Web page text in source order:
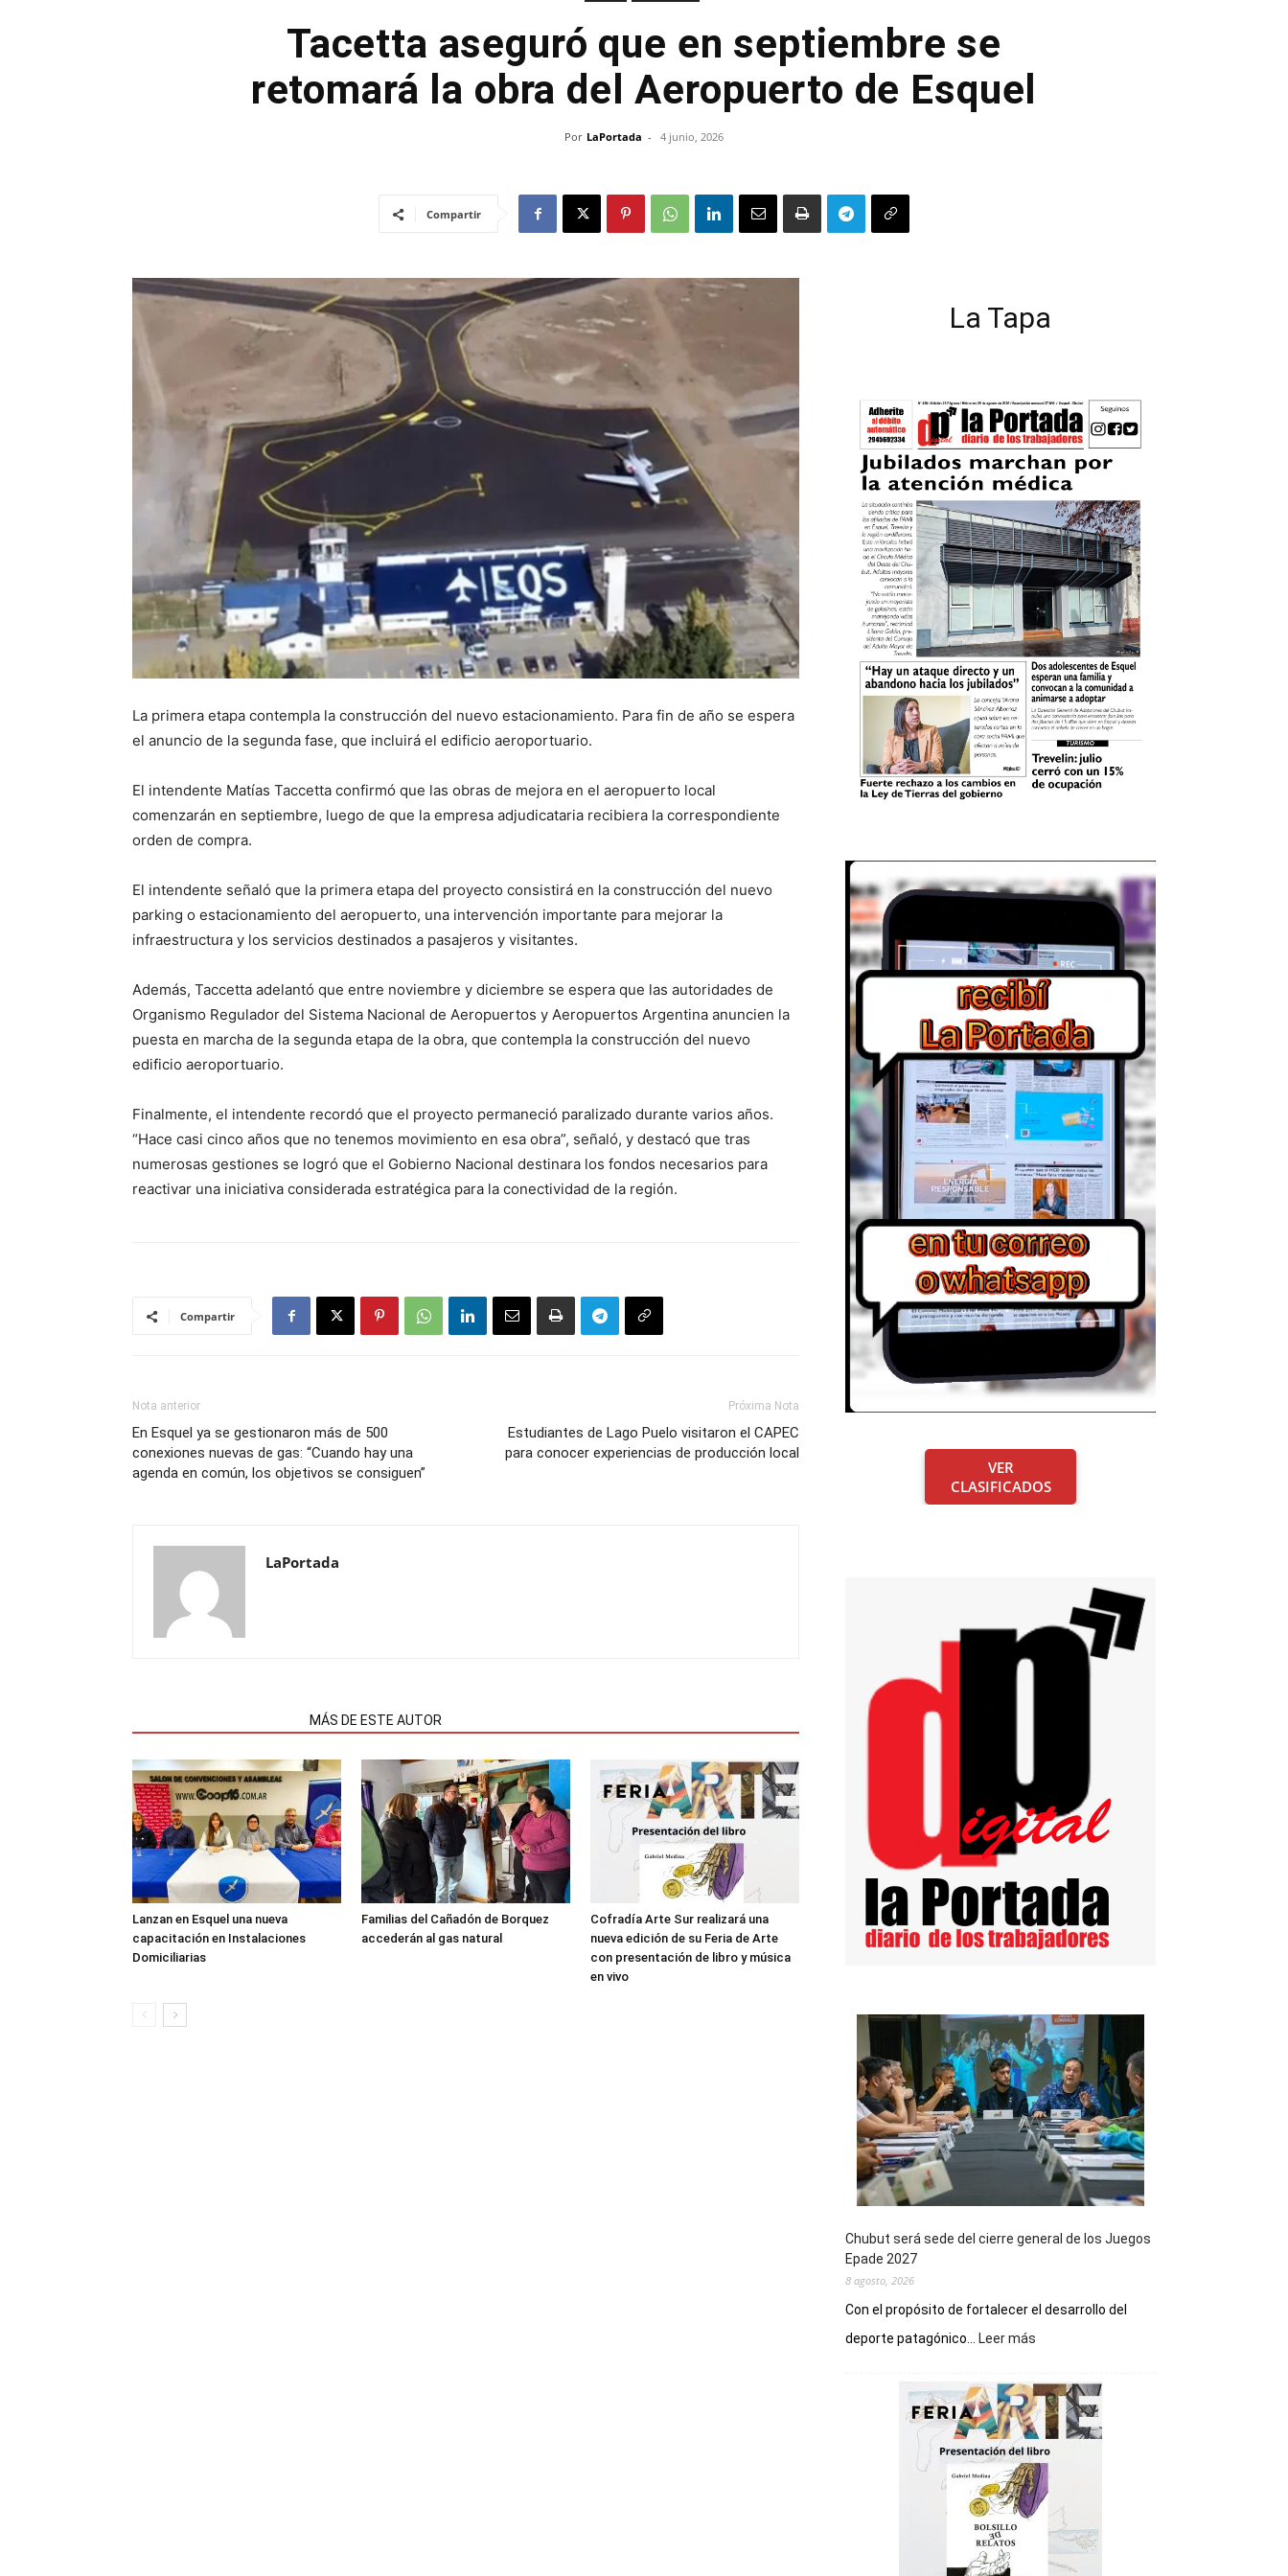
Tacetta aseguró que en septiembre se
retomará la obra del Aeropuerto de Esquel
Por LaPortada - 4 junio, 2026
Compartir
La primera etapa contempla la construcción del nuevo estacionamiento. Para fin de año se espera
el anuncio de la segunda fase, que incluirá el edificio aeroportuario.
El intendente Matías Taccetta confirmó que las obras de mejora en el aeropuerto local
comenzarán en septiembre, luego de que la empresa adjudicataria recibiera la correspondiente
orden de compra.
El intendente señaló que la primera etapa del proyecto consistirá en la construcción del nuevo
parking o estacionamiento del aeropuerto, una intervención importante para mejorar la
infraestructura y los servicios destinados a pasajeros y visitantes.
Además, Taccetta adelantó que entre noviembre y diciembre se espera que las autoridades de
Organismo Regulador del Sistema Nacional de Aeropuertos y Aeropuertos Argentina anuncien la
puesta en marcha de la segunda etapa de la obra, que contempla la construcción del nuevo
edificio aeroportuario.
Finalmente, el intendente recordó que el proyecto permaneció paralizado durante varios años.
“Hace casi cinco años que no tenemos movimiento en esa obra”, señaló, y destacó que tras
numerosas gestiones se logró que el Gobierno Nacional destinara los fondos necesarios para
reactivar una iniciativa considerada estratégica para la conectividad de la región.
Compartir
Nota anterior
En Esquel ya se gestionaron más de 500
conexiones nuevas de gas: “Cuando hay una
agenda en común, los objetivos se consiguen”
Próxima Nota
Estudiantes de Lago Puelo visitaron el CAPEC
para conocer experiencias de producción local
LaPortada
MÁS DE ESTE AUTOR
Lanzan en Esquel una nueva
capacitación en Instalaciones
Domiciliarias
Familias del Cañadón de Borquez
accederán al gas natural
Cofradía Arte Sur realizará una
nueva edición de su Feria de Arte
con presentación de libro y música
en vivo
La Tapa
VER
CLASIFICADOS
Chubut será sede del cierre general de los Juegos
Epade 2027
8 agosto, 2026
Con el propósito de fortalecer el desarrollo del
deporte patagónico...
Leer más
sede
del
cierre
general
de
los
Juegos
Epade
2027